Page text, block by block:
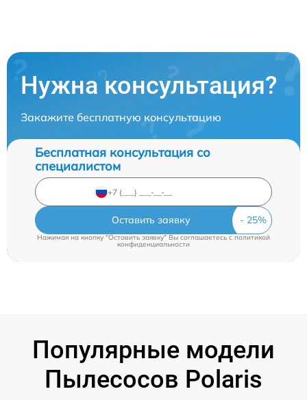
Нужна консультация?
Закажите бесплатную консультацию
Бесплатная консультация со
специалистом
Оставить заявку
Нажимая на кнопку "Оставить заявку" Вы соглашаетесь cполитикой
конфиденциальности
Популярные модели
Пылесосов Polaris